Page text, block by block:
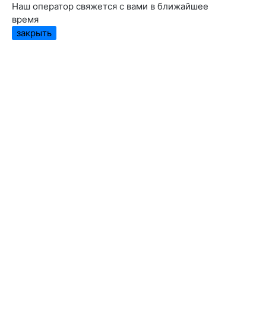
Наш оператор свяжется с вами в ближайшее
время
закрыть